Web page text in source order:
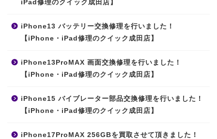
iPad修理のクイック成田店】
iPhone13 バッテリー交換修理を行いました！
【iPhone・iPad修理のクイック成田店】
iPhone13ProMAX 画面交換修理を行いました！
【iPhone・iPad修理のクイック成田店】
iPhone15 バイブレーター部品交換修理を行いました！
【iPhone・iPad修理のクイック成田店】
iPhone17ProMAX 256GBを買取させて頂きました！